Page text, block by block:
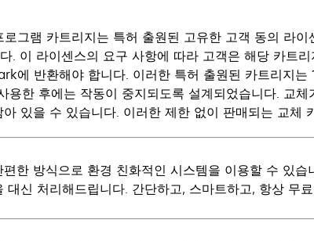
그램 카트리지는 특허 출원된 고유한 고객 동의 라
. 이 라이센스의 요구 사항에 따라 고객은 해당 카트
에 반환해야 합니다. 이러한 특허 출원된 카트리지는
용한 후에는 작동이 중지되도록 설계되었습니다. 교
있을 수 있습니다. 이러한 제한 없이 판매되는 교체
한 방식으로 환경 친화적인 시스템을 이용할 수 있
대신 처리해드립니다. 간단하고, 스마트하고, 항상 무